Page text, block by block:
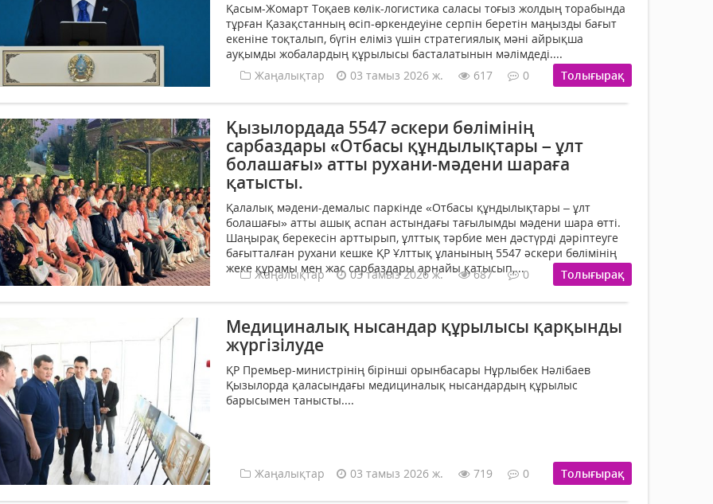
Қасым-Жомарт Тоқаев көлік-логистика саласы тоғыз жолдың торабында
тұрған Қазақстанның өсіп-өркендеуіне серпін беретін маңызды бағыт
екеніне тоқталып, бүгін еліміз үшін стратегиялық мәні айрықша
ауқымды жобалардың құрылысы басталатынын мәлімдеді....
Жаңалықтар
03 тамыз 2026 ж. 617 0 Толығырақ
Қызылордада 5547 әскери бөлімінің
сарбаздары «Отбасы құндылықтары – ұлт
болашағы» атты рухани-мәдени шараға
қатысты.
Қалалық мәдени-демалыс паркінде «Отбасы құндылықтары – ұлт
болашағы» атты ашық аспан астындағы тағылымды мәдени шара өтті.
Шаңырақ берекесін арттырып, ұлттық тәрбие мен дәстүрді дәріптеуге
бағытталған рухани кешке ҚР Ұлттық ұланының 5547 әскери бөлімінің
жеке құрамы мен жас сарбаздары арнайы қатысып,...
Жаңалықтар 03 тамыз 2026 ж. 687 0 Толығырақ
Медициналық нысандар құрылысы қарқынды
жүргізілуде
ҚР Премьер-министрінің бірінші орынбасары Нұрлыбек Нәлібаев
Қызылорда қаласындағы медициналық нысандардың құрылыс
барысымен танысты....
Жаңалықтар 03 тамыз 2026 ж. 719 0 Толығырақ